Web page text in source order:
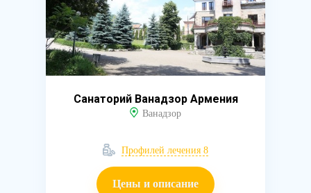
Санаторий Ванадзор Армения
Ванадзор
Профилей лечения 8
Цены и описание